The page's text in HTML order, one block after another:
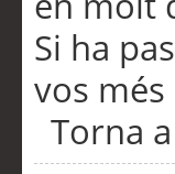
Si ha
vos
Torna